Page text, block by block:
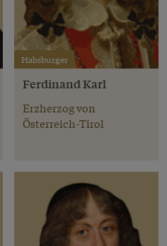
Habsburger
Ferdinand Karl
Erzherzog von
Österreich-Tirol